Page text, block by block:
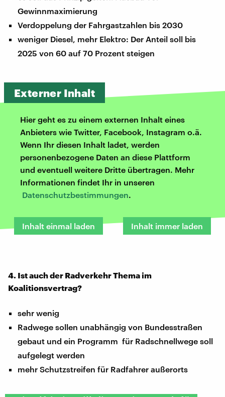
Gewinnmaximierung
Verdoppelung der Fahrgastzahlen bis 2030
weniger Diesel, mehr Elektro: Der Anteil soll bis
2025 von 60 auf 70 Prozent steigen
Externer Inhalt
Hier geht es zu einem externen Inhalt eines
Anbieters wie Twitter, Facebook, Instagram o.ä.
Wenn Ihr diesen Inhalt ladet, werden
personenbezogene Daten an diese Plattform
und eventuell weitere Dritte übertragen. Mehr
Informationen findet Ihr in unseren
Datenschutzbestimmungen.
Inhalt einmal laden Inhalt immer laden
4. Ist auch der Radverkehr Thema im
Koalitionsvertrag?
sehr wenig
Radwege sollen unabhängig von Bundesstraßen
gebaut und ein Programm für Radschnellwege soll
aufgelegt werden
mehr Schutzstreifen für Radfahrer außerorts